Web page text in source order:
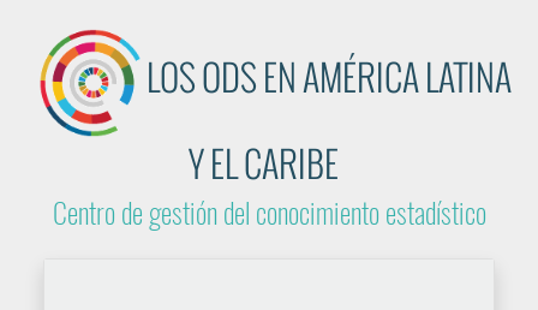
Banco de datos regional para el
seguimiento de los ODS
Tablero de control interactivo de los indicadores de los
ODS en América Latina y el Caribe